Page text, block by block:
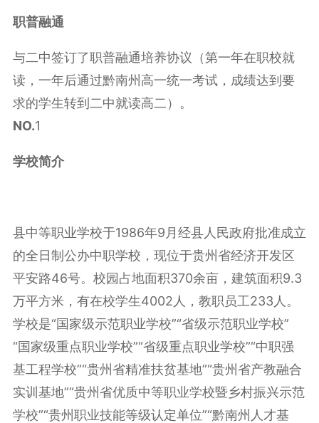
职普融通
与二中签订了职普融通培养协议（第一年在职校就
读，一年后通过黔南州高一统一考试，成绩达到要
求的学生转到二中就读高二）。
NO.1
学校简介
县中等职业学校于1986年9月经县人民政府批准成立
的全日制公办中职学校，现位于贵州省经济开发区
平安路46号。校园占地面积370余亩，建筑面积9.3
万平方米，有在校学生4002人，教职员工233人。
学校是“国家级示范职业学校”“省级示范职业学校”
“国家级重点职业学校”“省级重点职业学校”“中职强
基工程学校”“贵州省精准扶贫基地”“贵州省产教融合
实训基地”“贵州省优质中等职业学校暨乡村振兴示范
学校”“贵州职业技能等级认定单位”“黔南州人才基